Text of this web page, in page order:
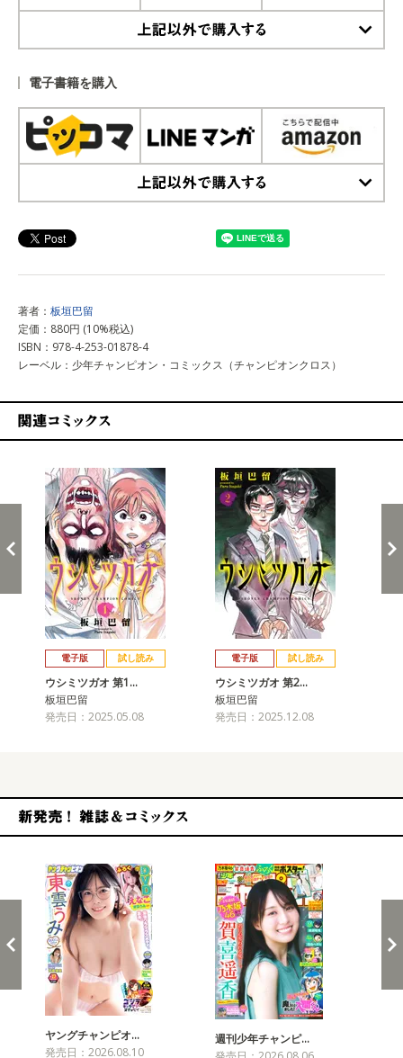
電子書籍を購入
著者： 板垣巴留
定価：880円 (10%税込)
ISBN：978-4-253-01878-4
レーベル：少年チャンピオン・コミックス（チャンピオンクロス）
電子版 試し読み
ウシミツガオ 第1…
板垣巴留
発売日：2025.05.08
電子版 試し読み
ウシミツガオ 第2…
板垣巴留
発売日：2025.12.08
ヤングチャンピオ…
発売日：2026.08.10
週刊少年チャンピ…